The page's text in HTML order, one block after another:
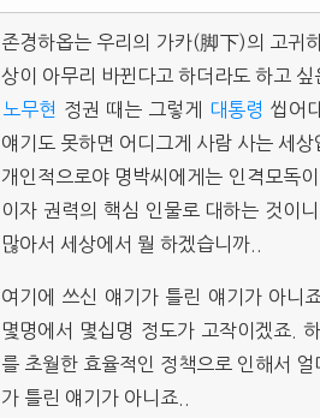
존경하옵는 우리의 가카(脚下)의 고귀
상이 아무리 바뀐다고 하더라도 하고 싶
노무현
정권 때는 그렇게 대통령 씹어
얘기도 못하면 어디그게 사람 사는 세상
개인적으로야 명박씨에게는 인격모독
이자 권력의 핵심 인물로 대하는 것이
많아서 세상에서 뭘 하겠습니까..
여기에 쓰신 얘기가 틀린 얘기가 아니
몇명에서 몇십명 정도가 고작이겠죠.
를 초월한 효율적인 정책으로 인해서
가 틀린 얘기가 아니죠..